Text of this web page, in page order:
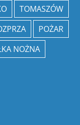
TOMASZÓW
POŻAR
NOŻNA